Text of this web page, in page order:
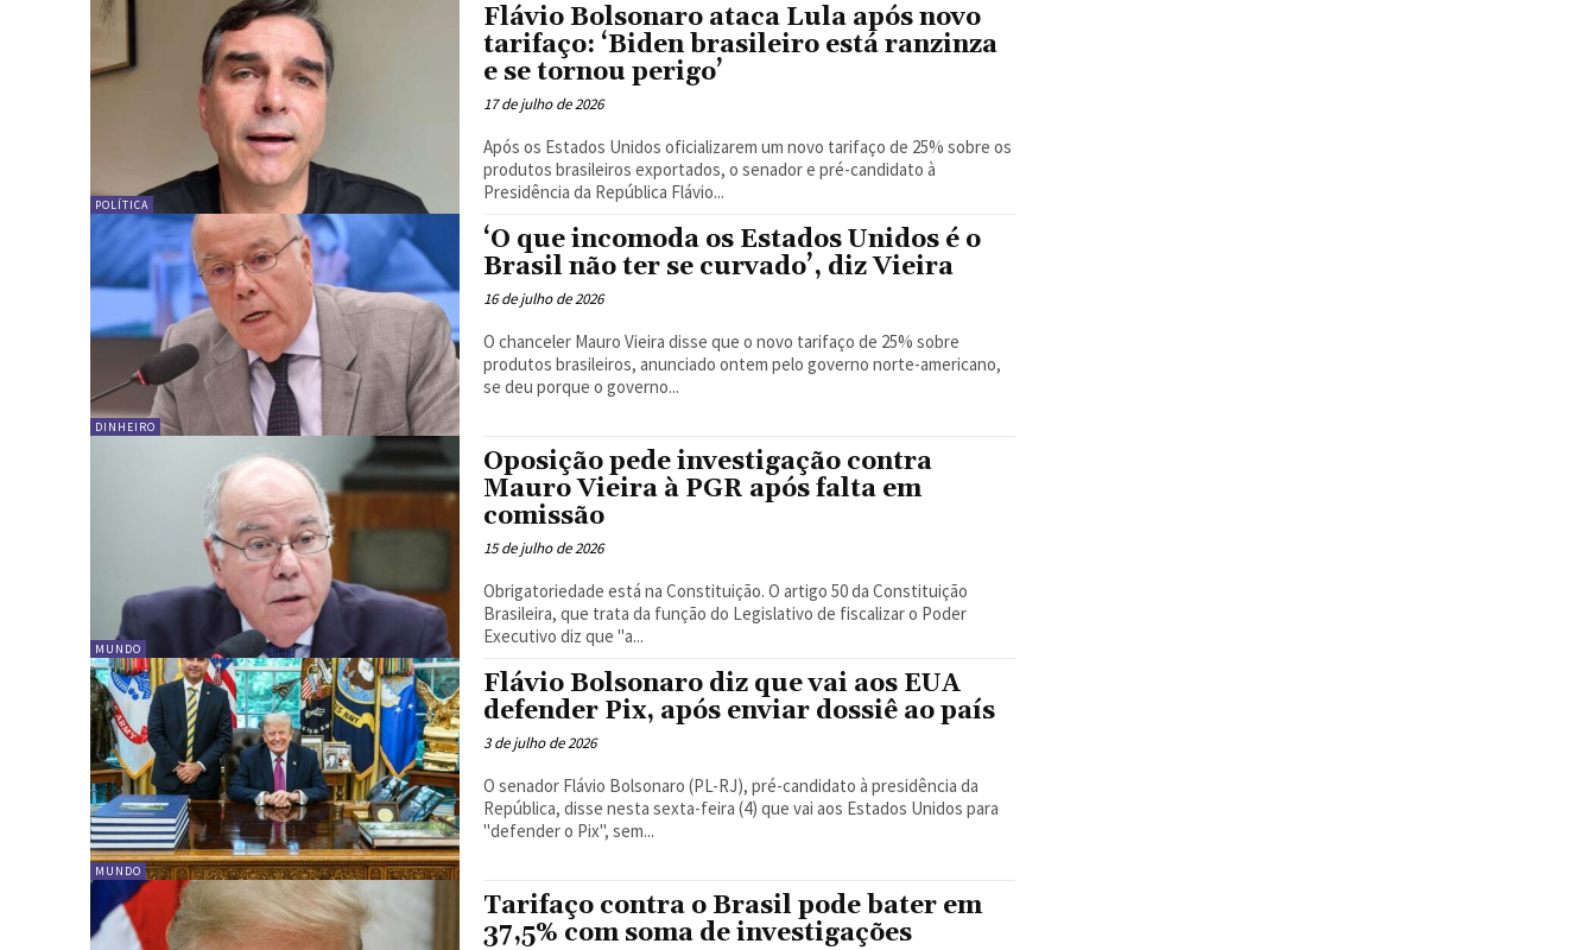
POLÍTICA
Flávio Bolsonaro ataca Lula após novo
tarifaço: ‘Biden brasileiro está ranzinza
e se tornou perigo’
17 de julho de 2026
Após os Estados Unidos oficializarem um novo tarifaço de 25% sobre os
produtos brasileiros exportados, o senador e pré-candidato à
Presidência da República Flávio...
DINHEIRO
‘O que incomoda os Estados Unidos é o
Brasil não ter se curvado’, diz Vieira
16 de julho de 2026
O chanceler Mauro Vieira disse que o novo tarifaço de 25% sobre
produtos brasileiros, anunciado ontem pelo governo norte-americano,
se deu porque o governo...
MUNDO
Oposição pede investigação contra
Mauro Vieira à PGR após falta em
comissão
15 de julho de 2026
Obrigatoriedade está na Constituição. O artigo 50 da Constituição
Brasileira, que trata da função do Legislativo de fiscalizar o Poder
Executivo diz que "a...
MUNDO
Flávio Bolsonaro diz que vai aos EUA
defender Pix, após enviar dossiê ao país
3 de julho de 2026
O senador Flávio Bolsonaro (PL-RJ), pré-candidato à presidência da
República, disse nesta sexta-feira (4) que vai aos Estados Unidos para
"defender o Pix", sem...
Tarifaço contra o Brasil pode bater em
37,5% com soma de investigações